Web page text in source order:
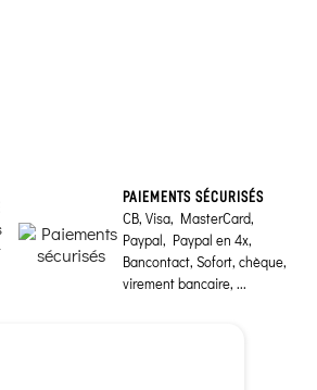
PAIEMENTS SÉCURISÉS
CB, Visa, MasterCard,
Paypal, Paypal en 4x,
Bancontact, Sofort, chèque,
virement bancaire, ...